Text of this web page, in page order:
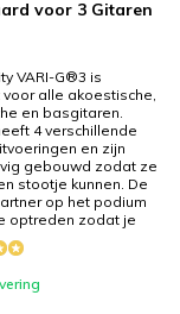
voor 3 Gitaren
VARI-G®3 is
voor alle akoestische,
en basgitaren.
4 verschillende
en zijn
gebouwd zodat ze
stootje kunnen. De
op het podium
optreden zodat je